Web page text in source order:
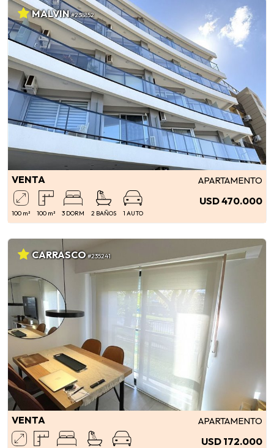
MALVIN#238852
VENTA APARTAMENTO
100 m² 100 m² 3 DORM 2 BAÑOS 1 AUTO
USD 470.000
CARRASCO#235241
VENTA APARTAMENTO
USD 172.000